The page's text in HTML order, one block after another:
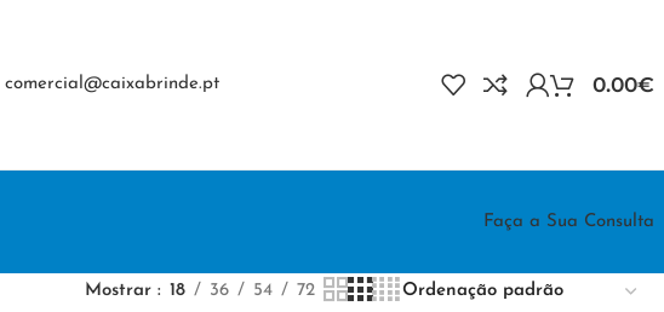
comercial@caixabrinde.pt 0.00€
Faça a Sua Consulta
Mostrar 18 36 54 72